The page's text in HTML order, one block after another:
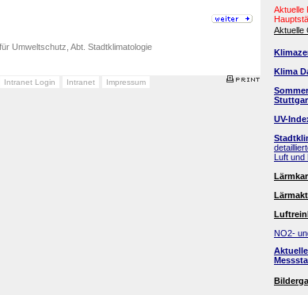
Aktuelle
Aktuelle
Klima
UV-
Luft und
NO2-
Umweltschutz, Abt. Stadtklimatologie
Intranet Login Intranet Impressum